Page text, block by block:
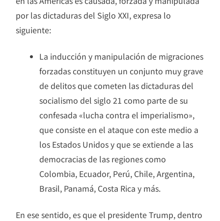
por las dictaduras del Siglo XXI, expresa lo
siguiente:
La inducción y manipulación de migraciones
forzadas constituyen un conjunto muy grave
de delitos que cometen las dictaduras del
socialismo del siglo 21 como parte de su
confesada «lucha contra el imperialismo»,
que consiste en el ataque con este medio a
los Estados Unidos y que se extiende a las
democracias de las regiones como
Colombia, Ecuador, Perú, Chile, Argentina,
Brasil, Panamá, Costa Rica y más.
En ese sentido, es que el presidente Trump, dentro